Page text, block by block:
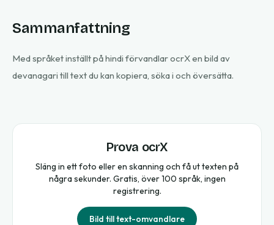
Sammanfattning
Med språket inställt på hindi förvandlar ocrX en bild av
devanagari till text du kan kopiera, söka i och översätta.
Prova ocrX
Släng in ett foto eller en skanning och få ut texten på
några sekunder. Gratis, över 100 språk, ingen
registrering.
Bild till text-omvandlare